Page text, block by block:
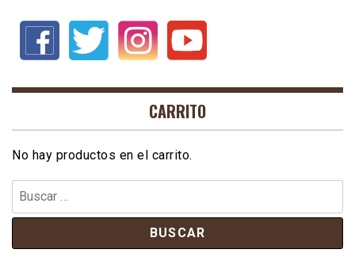
CARRITO
No hay productos en el carrito.
Buscar: